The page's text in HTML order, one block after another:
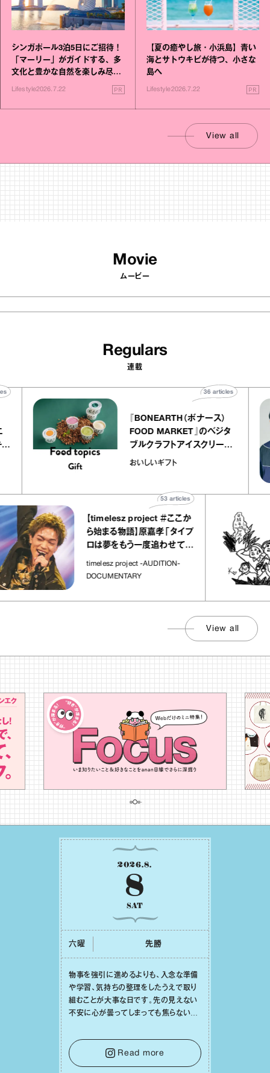
シンガポール3泊5日にご招待！
「マーリー」がガイドする、多
文化と豊かな自然を楽しみ尽く
Lifestyle2026.7.22 PR
【夏の癒やし旅・小浜島】青い
海とサトウキビが待つ、小さな
島へ
Lifestyle2026.7.22 PR
View all
Movie
ムービー
Regulars
連載
リエ
プ キャ
articles
『BONEARTH（ボナース）
FOOD MARKET』のベジタ
ブルクラフトアイスクリーム
｜真野知子の「おいしいギフ
おいしいギフト
36articles
【timelesz project ＃ここか
ら始まる物語】原嘉孝「タイプ
ロは夢をもう一度追わせてく
れた場所」
timelesz project -AUDITION-
DOCUMENTARY
articles
View all
2026.8.
8
SAT
六曜 先勝
物事を強引に進めるよりも、⼊念な準備
や学習、気持ちの整理をしたうえで取り
組むことが⼤事な⽇です。先の⾒えない
不安に⼼が曇ってしまっても焦らない
⾝や疲れていそうな⼈をいたわることに
時間を使いましょう。ここでしっかりとエ
ネルギーを蓄え、困難を乗り越える⼒に
Read more